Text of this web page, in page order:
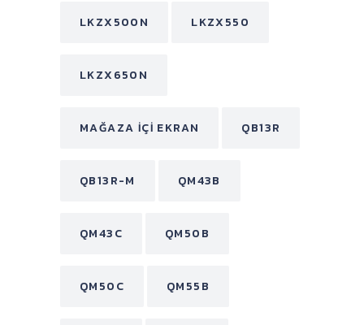
LKZX500N LKZX550
LKZX650N
MAĞAZA İÇI EKRAN QB13R
QB13R-M QM43B
QM43C QM50B
QM50C QM55B